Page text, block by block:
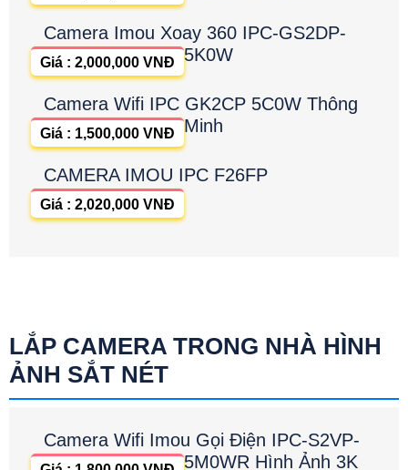
Camera Imou Xoay 360 IPC-GS2DP-
5K0W
Giá : 2,000,000 VNĐ
Camera Wifi IPC GK2CP 5C0W Thông
Minh
Giá : 1,500,000 VNĐ
CAMERA IMOU IPC F26FP
Giá : 2,020,000 VNĐ
LẮP CAMERA TRONG NHÀ HÌNH
ẢNH SẮT NÉT
Camera Wifi Imou Gọi Điện IPC-S2VP-
5M0WR Hình Ảnh 3K